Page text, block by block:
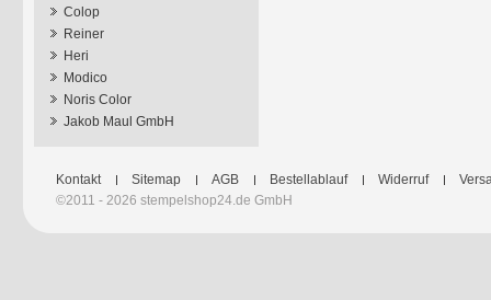
Colop
Reiner
Heri
Modico
Noris Color
Jakob Maul GmbH
Kontakt Sitemap AGB Bestellablauf Widerruf
©2011 - 2026 stempelshop24.de GmbH